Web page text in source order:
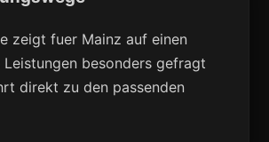
zeigt fuer Mainz auf einen
Leistungen besonders gefragt
direkt zu den passenden